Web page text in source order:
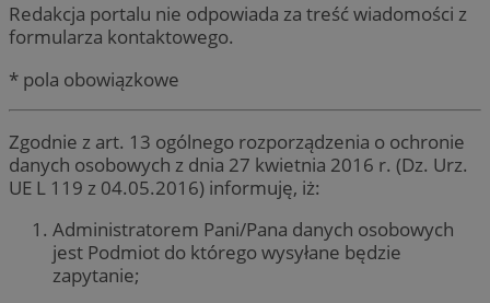
Redakcja portalu nie odpowiada za treść wiadomości z
formularza kontaktowego.
* pola obowiązkowe
Zgodnie z art. 13 ogólnego rozporządzenia o ochronie
danych osobowych z dnia 27 kwietnia 2016 r. (Dz. Urz.
UE L 119 z 04.05.2016) informuję, iż:
Administratorem Pani/Pana danych osobowych
jest Podmiot do którego wysyłane będzie
zapytanie;